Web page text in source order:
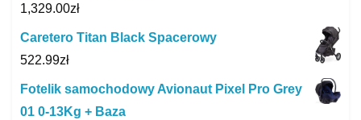
1,329.00zł
Caretero Titan Black Spacerowy
522.99zł
Fotelik samochodowy Avionaut Pixel Pro Grey
01 0-13Kg + Baza